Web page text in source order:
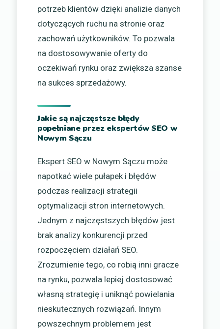
potrzeb klientów dzięki analizie danych
dotyczących ruchu na stronie oraz
zachowań użytkowników. To pozwala
na dostosowywanie oferty do
oczekiwań rynku oraz zwiększa szanse
na sukces sprzedażowy.
Jakie są najczęstsze błędy
popełniane przez ekspertów SEO w
Nowym Sączu
Ekspert SEO w Nowym Sączu może
napotkać wiele pułapek i błędów
podczas realizacji strategii
optymalizacji stron internetowych.
Jednym z najczęstszych błędów jest
brak analizy konkurencji przed
rozpoczęciem działań SEO.
Zrozumienie tego, co robią inni gracze
na rynku, pozwala lepiej dostosować
własną strategię i uniknąć powielania
nieskutecznych rozwiązań. Innym
powszechnym problemem jest